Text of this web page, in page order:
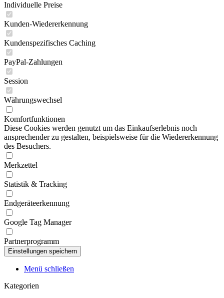
Individuelle Preise
Kunden-Wiedererkennung
Kundenspezifisches Caching
PayPal-Zahlungen
Session
Währungswechsel
Komfortfunktionen
Diese Cookies werden genutzt um das Einkaufserlebnis noch
ansprechender zu gestalten, beispielsweise für die Wiedererkennung
des Besuchers.
Merkzettel
Statistik & Tracking
Endgeräteerkennung
Google Tag Manager
Partnerprogramm
Menü schließen
Kategorien